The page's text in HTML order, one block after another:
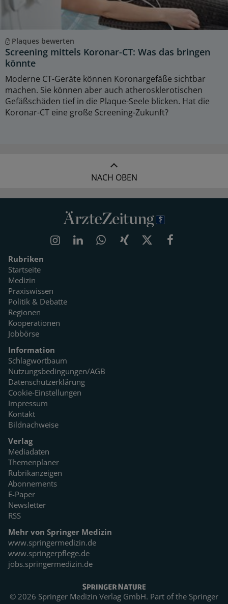
Plaques bewerten
Screening mittels Koronar-CT: Was das bringen
könnte
Moderne CT-Geräte können Koronargefäße sichtbar
machen. Sie können aber auch atherosklerotischen
Gefäßschäden tief in die Plaque-Seele blicken. Hat die
Koronar-CT eine große Screening-Zukunft?
NACH OBEN
Rubriken
Startseite
Medizin
Praxiswissen
Politik & Debatte
Regionen
Kooperationen
Jobbörse
Information
Schlagwortbaum
Nutzungsbedingungen/AGB
Datenschutzerklärung
Cookie-Einstellungen
Impressum
Kontakt
Bildnachweise
Verlag
Mediadaten
Themenplaner
Rubrikanzeigen
Abonnements
E-Paper
Newsletter
RSS
Mehr von Springer Medizin
www.springermedizin.de
www.springerpflege.de
jobs.springermedizin.de
© 2026 Springer Medizin Verlag GmbH. Part of the Springer